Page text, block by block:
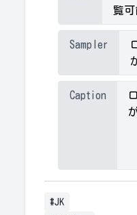
覧
Sampler
Caption
#JK